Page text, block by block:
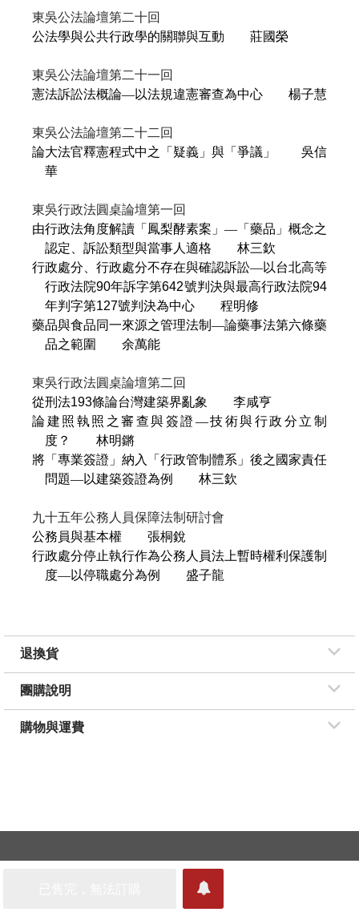
東吳公法論壇第二十回
公法學與公共行政學的關聯與互動 莊國榮
東吳公法論壇第二十一回
憲法訴訟法概論—以法規違憲審查為中心 楊子慧
東吳公法論壇第二十二回
論大法官釋憲程式中之「疑義」與「爭議」 吳信
華
東吳行政法圓桌論壇第一回
由行政法角度解讀「鳳梨酵素案」—「藥品」概念之
認定、訴訟類型與當事人適格 林三欽
行政處分、行政處分不存在與確認訴訟—以台北高等
行政法院90年訴字第642號判決與最高行政法院94
年判字第127號判決為中心 程明修
藥品與食品同一來源之管理法制—論藥事法第六條藥
品之範圍 余萬能
東吳行政法圓桌論壇第二回
從刑法193條論台灣建築界亂象 李咸亨
論建照執照之審查與簽證—技術與行政分立制
度？ 林明鏘
將「專業簽證」納入「行政管制體系」後之國家責任
問題—以建築簽證為例 林三欽
九十五年公務人員保障法制研討會
公務員與基本權 張桐銳
行政處分停止執行作為公務人員法上暫時權利保護制
度—以停職處分為例 盛子龍
退換貨
團購說明
購物與運費
Copyright © 2011-2021 新學林出版 版權所有 並保留所有權利